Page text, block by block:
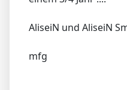
AliseiN und AliseiN
mfg